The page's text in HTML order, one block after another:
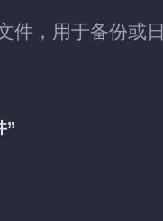
，用于备份或日
”